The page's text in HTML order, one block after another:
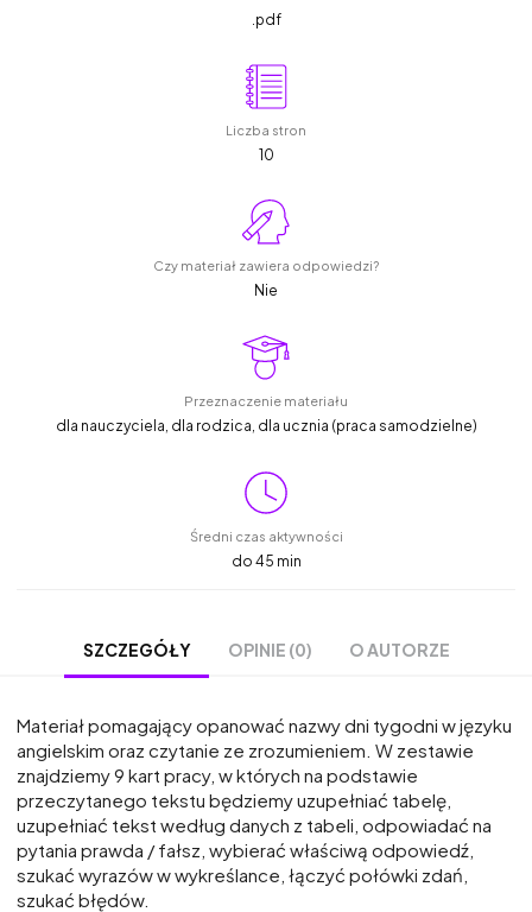
.pdf
Liczba stron
10
Czy materiał zawiera odpowiedzi?
Nie
Przeznaczenie materiału
dla nauczyciela, dla rodzica, dla ucznia (praca samodzielne)
Średni czas aktywności
do 45 min
SZCZEGÓŁY OPINIE (0) O AUTORZE
Materiał pomagający opanować nazwy dni tygodni w języku
angielskim oraz czytanie ze zrozumieniem. W zestawie
znajdziemy 9 kart pracy, w których na podstawie
przeczytanego tekstu będziemy uzupełniać tabelę,
uzupełniać tekst według danych z tabeli, odpowiadać na
pytania prawda / fałsz, wybierać właściwą odpowiedź,
szukać wyrazów w wykreślance, łączyć połówki zdań,
szukać błędów.